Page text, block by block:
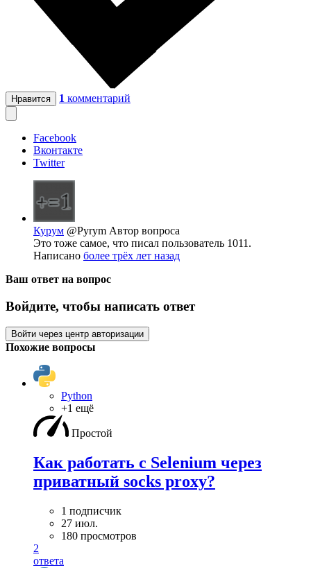
Нравится 1 комментарий
Facebook
Вконтакте
Twitter
Курум @Pyrym Автор вопроса
Это тоже самое, что писал пользователь 1011.
Написано более трёх лет назад
Ваш ответ на вопрос
Войдите, чтобы написать ответ
Войти через центр авторизации
Похожие вопросы
Python
+1 ещё
Простой
Как работать с Selenium через
приватный socks proxy?
1 подписчик
27 июл.
180 просмотров
2
ответа